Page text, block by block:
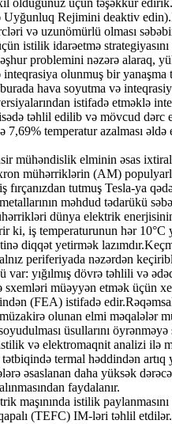
olduğunuz üçün təşəkkür
Rejimini deaktiv
və uzunömürlü olması
istilik idarəetmə
problemini nəzərə alaraq,
inteqrasiya olunmuş bir
burada hava soyutma və
istifadə etməklə
təhlil edilib və mövcud dərc
7,69% temperatur azalması
mühəndislik elminin əsas
mühərriklərin (AM)
fırçanızdan tutmuş Tesla-ya
məhdud tədarükü
dünya elektrik
ki, iş temperaturunun hər 10°C
diqqət yetirmək
periferiyada nəzərdən
yığılmış dövrə təhlili və
müəyyən etmək üçün
(FEA) istifadə
olunan elmi
üsullarını
və elektromaqnit analizi ilə
termal həddindən
əsaslanan daha yüksək
faydalanır.
maşınında istilik
(TEFC) IM-ləri təhlil